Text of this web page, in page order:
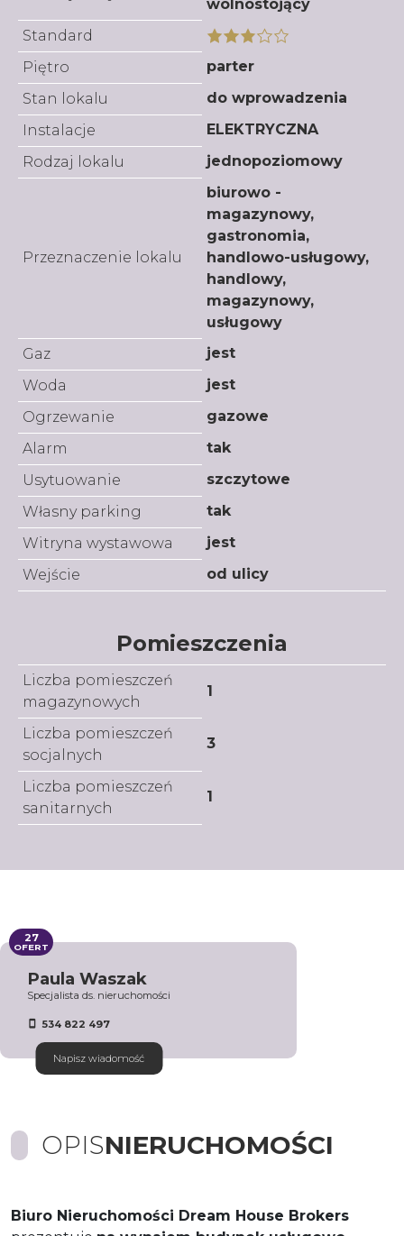
wolnostojący
Standard
Piętro
parter
Stan lokalu
do wprowadzenia
Instalacje
ELEKTRYCZNA
Rodzaj lokalu
jednopoziomowy
Przeznaczenie lokalu
biurowo -
magazynowy,
gastronomia,
handlowo-usługowy,
handlowy,
magazynowy,
usługowy
Gaz
jest
Woda
jest
Ogrzewanie
gazowe
Alarm
tak
Usytuowanie
szczytowe
Własny parking
tak
Witryna wystawowa
jest
Wejście
od ulicy
Pomieszczenia
Liczba pomieszczeń
magazynowych
1
Liczba pomieszczeń
socjalnych
3
Liczba pomieszczeń
sanitarnych
1
Paula Waszak
Specjalista ds. nieruchomości
534 822 497
Napisz wiadomość
27
OFERT
OPISNIERUCHOMOŚCI
Biuro Nieruchomości Dream House Brokers